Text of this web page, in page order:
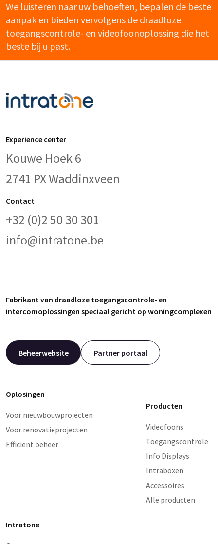
We luisteren naar uw behoeften, bepalen de beste
aanpak en bieden vervolgens de draadloze
toegangscontrole- en videofoonoplossing die het
beste bij u past.
Experience center
Kouwe Hoek 6
2741 PX Waddinxveen
Contact
+32 (0)2 50 30 301
info@intratone.be
Fabrikant van draadloze toegangscontrole- en
intercomoplossingen speciaal gericht op woningcomplexen
Beheerwebsite Partner portaal
Oplosingen
Voor nieuwbouwprojecten
Voor renovatieprojecten
Efficiënt beheer
Producten
Videofoons
Toegangscontrole
Info Displays
Intraboxen
Accessoires
Alle producten
Intratone